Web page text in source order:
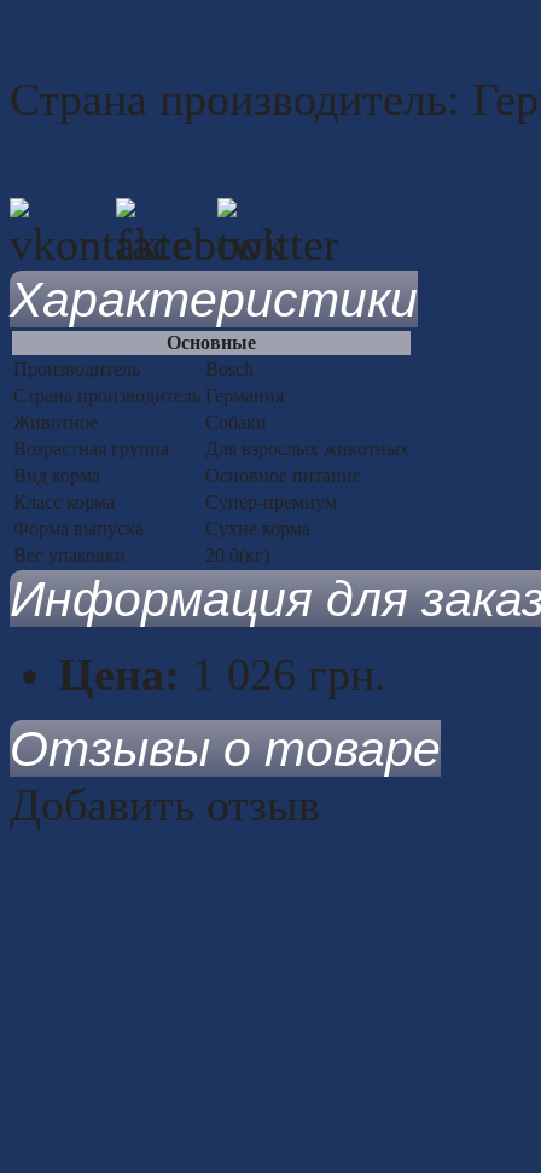
Страна производитель:
Характеристики
Основные
Производитель
Bosch
Страна производитель Германия
Животное
Собаки
Возрастная группа
Для взрослых животных
Вид корма
Основное питание
Класс корма
Супер-премиум
Форма выпуска
Сухие корма
Вес упаковки
20.0(кг)
Информация для
Цена: 1 026 грн.
Отзывы о товаре
Добавить отзыв